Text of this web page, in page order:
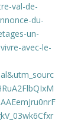
val-de-
du-
un-
avec-le-